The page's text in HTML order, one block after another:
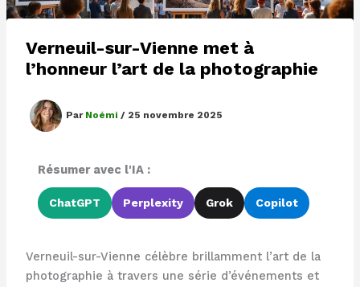
Verneuil-sur-Vienne met à
l’honneur l’art de la photographie
Par Noémi / 25 novembre 2025
Résumer avec l'IA :
ChatGPT Perplexity Grok Copilot
Verneuil-sur-Vienne célèbre brillamment l’art de la
photographie à travers une série d’événements et